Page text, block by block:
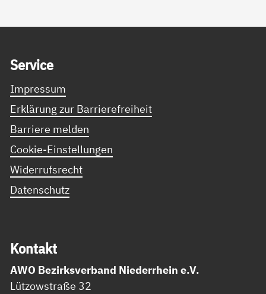
Ser­vice
Impressum
Erklärung zur Barrierefreiheit
Barriere melden
Cookie-Einstellungen
Widerrufsrecht
Datenschutz
Kon­takt
AWO Bezirksverband Niederrhein e.V.
Lützowstraße 32